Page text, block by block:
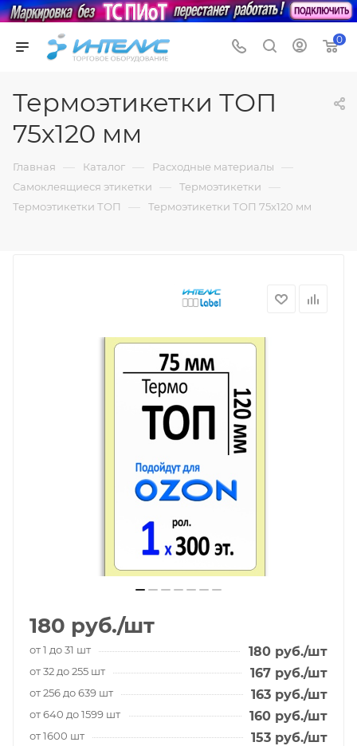
0
Термоэтикетки ТОП
75х120 мм
Главная — Каталог — Расходные материалы —
Самоклеящиеся этикетки — Термоэтикетки —
Термоэтикетки ТОП — Термоэтикетки ТОП 75х120 мм
180 руб./шт
от 1 до 31 шт 180 руб./шт
от 32 до 255 шт 167 руб./шт
от 256 до 639 шт 163 руб./шт
от 640 до 1599 шт 160 руб./шт
от 1600 шт 153 руб./шт